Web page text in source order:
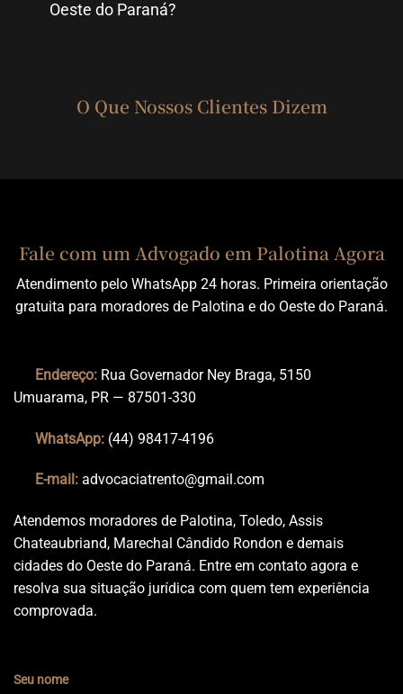
Oeste do Paraná?
O Que Nossos Clientes Dizem
Fale com um Advogado em Palotina Agora
Atendimento pelo WhatsApp 24 horas. Primeira orientação
gratuita para moradores de Palotina e do Oeste do Paraná.
Endereço: Rua Governador Ney Braga, 5150
Umuarama, PR — 87501-330
WhatsApp: (44) 98417-4196
E-mail: advocaciatrento@gmail.com
Atendemos moradores de Palotina, Toledo, Assis
Chateaubriand, Marechal Cândido Rondon e demais
cidades do Oeste do Paraná. Entre em contato agora e
resolva sua situação jurídica com quem tem experiência
comprovada.
Seu nome